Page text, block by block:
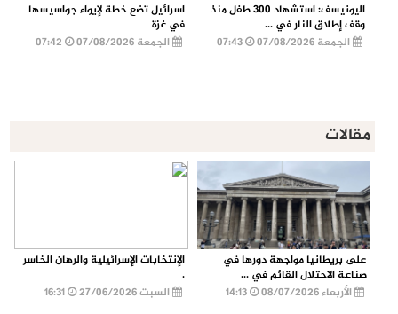
اليونيسف: استشهاد 300 طفل منذ
وقف إطلاق النار في ...
الجمعة 07/08/2026
اسرائيل تضع خطة لإيواء جواسيسها
في غزة
الجمعة 07/08/2026
مقالات
على بريطانيا مواجهة دورها في
صناعة الاحتلال القائم في ...
الأربعاء 08/07/2026
الإنتخابات الإسرائيلية والرهان الخاسر
.
السبت 27/06/2026
16:31